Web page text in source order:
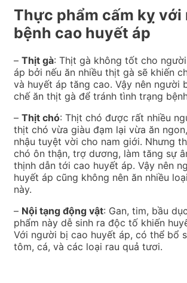
Thực phẩm cấm kỵ với
bệnh cao huyết áp
– Thịt gà: Thịt gà không tốt cho
áp bởi nếu ăn nhiều thịt gà sẽ khiến
và huyết áp tăng cao. Vậy nên người
chế ăn thịt gà để tránh tình trạng
– Thịt chó: Thịt chó được rất nhiều
thịt chó vừa giàu đạm lại vừa ăn
nhậu tuyệt vời cho nam giới. Nhưng
chó ôn thận, trợ dương, làm tăng sự
thịnh dẫn tới cao huyết áp. Vậy nên
huyết áp cũng không nên ăn nhiều
này.
– Nội tạng động vật: Gan, tim, bầu
phẩm này dễ sinh ra độc tố khiến
Với người bị cao huyết áp, có thể bổ
tôm, cá, và các loại rau quả tươi.